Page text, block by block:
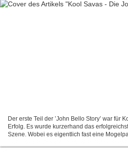
Der erste Teil der ’John Bello Story’ war für
Erfolg. Es wurde kurzerhand das
Szene. Wobei es eigentlich fast eine